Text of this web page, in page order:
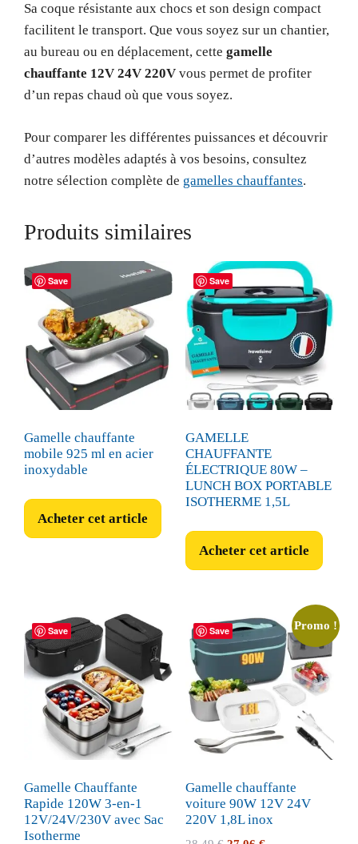
Sa coque résistante aux chocs et son design compact
facilitent le transport. Que vous soyez sur un chantier,
au bureau ou en déplacement, cette gamelle
chauffante 12V 24V 220V vous permet de profiter
d’un repas chaud où que vous soyez.
Pour comparer les différentes puissances et découvrir
d’autres modèles adaptés à vos besoins, consultez
notre sélection complète de gamelles chauffantes.
Produits similaires
Save
Gamelle chauffante
mobile 925 ml en acier
inoxydable
Acheter cet article
Save
GAMELLE
CHAUFFANTE
ÉLECTRIQUE 80W –
LUNCH BOX PORTABLE
ISOTHERME 1,5L
Acheter cet article
Save
Gamelle Chauffante
Rapide 120W 3-en-1
12V/24V/230V avec Sac
Isotherme
Save Promo !
Gamelle chauffante
voiture 90W 12V 24V
220V 1,8L inox